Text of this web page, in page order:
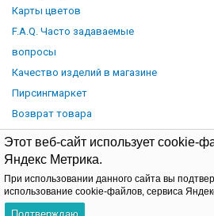
Этот веб-сайт использует cookie-
Яндекс Метрика.
При использовании данного сайта вы
использование cookie-файлов, сервиса
Карты цветов
F.A.Q. Часто задаваемые
вопросы
Качество изделий в магазине
Пирсингмаркет
Возврат товара
© Piercingmarket.ru, 2026.Политика
данных